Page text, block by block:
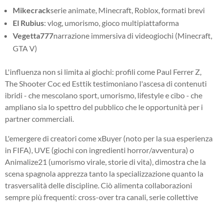
Mikecrackserie animate, Minecraft, Roblox, formati brevi
El Rubius: vlog, umorismo, gioco multipiattaforma
Vegetta777narrazione immersiva di videogiochi (Minecraft,
GTA V)
L'influenza non si limita ai giochi: profili come Paul Ferrer Z,
The Shooter Coc ed Esttik testimoniano l'ascesa di contenuti
ibridi - che mescolano sport, umorismo, lifestyle e cibo - che
ampliano sia lo spettro del pubblico che le opportunità per i
partner commerciali.
L'emergere di creatori come xBuyer (noto per la sua esperienza
in FIFA), UVE (giochi con ingredienti horror/avventura) o
Animalize21 (umorismo virale, storie di vita), dimostra che la
scena spagnola apprezza tanto la specializzazione quanto la
trasversalità delle discipline. Ciò alimenta collaborazioni
sempre più frequenti: cross-over tra canali, serie collettive